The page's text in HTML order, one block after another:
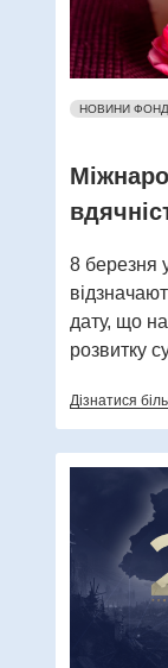
НОВИНИ
8 березня
дату, що
розвитку
Дізнатися